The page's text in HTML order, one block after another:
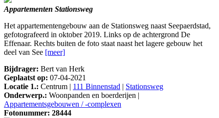
Appartementen Stationsweg
Het appartementengebouw aan de Stationsweg naast Seepaerdstad,
gefotografeerd in oktober 2019. Links op de achtergrond De
Effenaar. Rechts buiten de foto staat naast het lagere gebouw het
deel van See [meer]
Bijdrager: Bert van Herk
Geplaatst op: 07-04-2021
Locatie 1.: Centrum | 111 Binnenstad | Stationsweg
Onderwerp.: Woonpanden en boerderijen |
Appartementsgebouwen / -complexen
Fotonummer: 28444